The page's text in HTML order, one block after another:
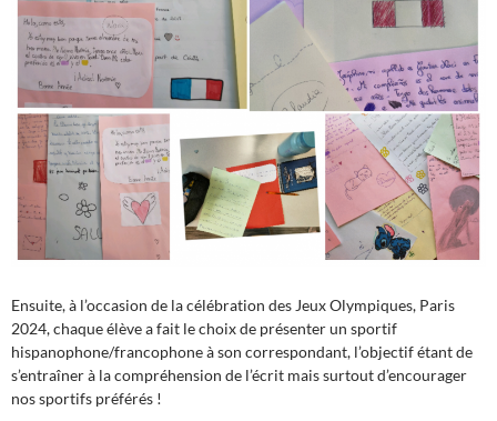
Ensuite, à l’occasion de la célébration des Jeux Olympiques, Paris
2024, chaque élève a fait le choix de présenter un sportif
hispanophone/francophone à son correspondant, l’objectif étant de
s’entraîner à la compréhension de l’écrit mais surtout d’encourager
nos sportifs préférés !